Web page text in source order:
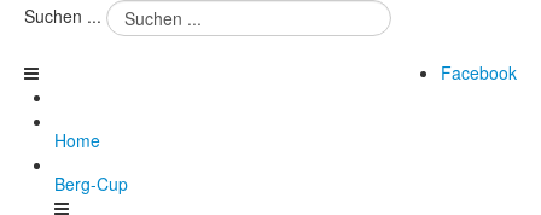
Suchen ...
Facebook
Home
Berg-Cup